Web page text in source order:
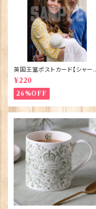
英国王室ポストカード【シャー
ット王女2】Pageantry Postca
rd 90183-JEF202
¥220
26%OFF